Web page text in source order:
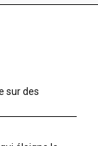
sur des